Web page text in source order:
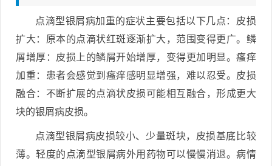
点滴型银屑病加重的症状主要包括以下几点：皮损
扩大：原本的点滴状红斑逐渐扩大，范围变得更广。鳞
屑增厚：皮损上的鳞屑开始增厚，变得更加明显。瘙痒
加重：患者会感觉到瘙痒感明显增强，难以忍受。皮损
融合：不断扩展的点滴状皮损可能相互融合，形成更大
块的银屑病皮损。
点滴型银屑病皮损较小、少量斑块，皮损基底比较
薄。轻度的点滴型银屑病外用药物可以慢慢消退。病情